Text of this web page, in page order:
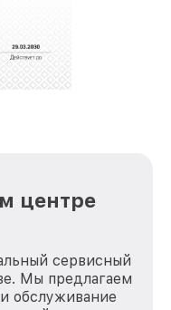
центре
сервисный
Мы предлагаем
обслуживание